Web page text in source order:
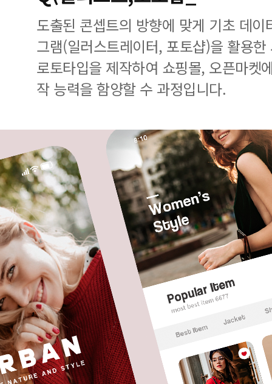
도출된 콘셉트의 방향에 맞게 기초 데
그램(일러스트레이터, 포토샵)을 활용
로토타입을 제작하여 쇼핑몰, 오픈마켓
작 능력을 함양할 수 과정입니다.